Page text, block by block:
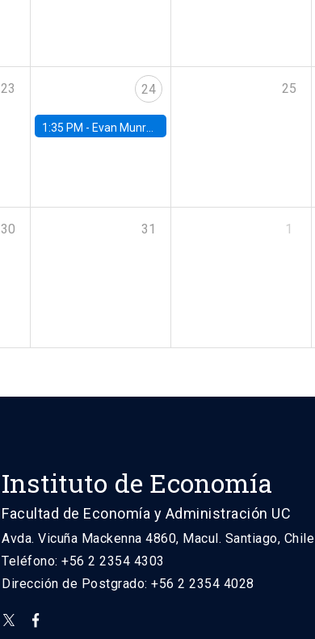
23 24
1:35 PM - Evan Munro, Neyman Visiting Assistant Professor in the Department of Statistics at UC Berkeley
25
30 31 1
Instituto de Economía
Facultad de Economía y Administración UC
Avda. Vicuña Mackenna 4860, Macul. Santiago, Chile
Teléfono: +56 2 2354 4303
Dirección de Postgrado: +56 2 2354 4028